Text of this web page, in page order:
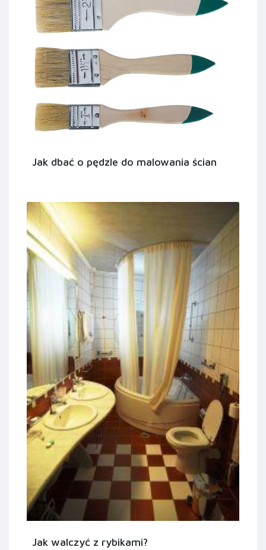
Jak dbać o pędzle do malowania ścian
Jak walczyć z rybikami?